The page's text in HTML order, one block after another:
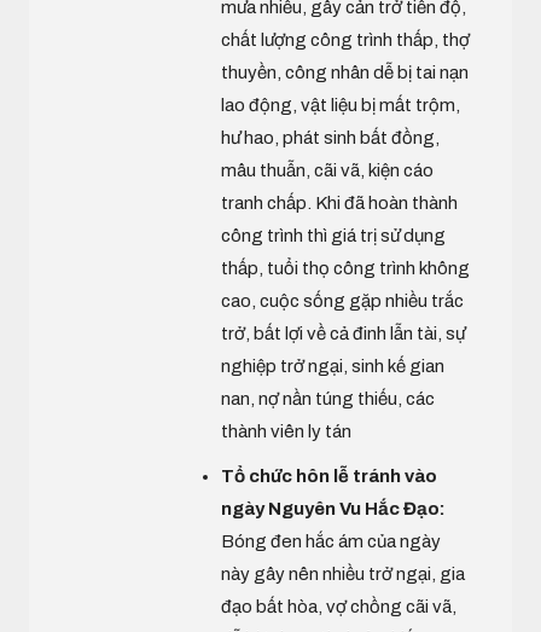
mưa nhiều, gây cản trở tiến độ,
chất lượng công trình thấp, thợ
thuyền, công nhân dễ bị tai nạn
lao động, vật liệu bị mất trộm,
hư hao, phát sinh bất đồng,
mâu thuẫn, cãi vã, kiện cáo
tranh chấp. Khi đã hoàn thành
công trình thì giá trị sử dụng
thấp, tuổi thọ công trình không
cao, cuộc sống gặp nhiều trắc
trở, bất lợi về cả đinh lẫn tài, sự
nghiệp trở ngại, sinh kế gian
nan, nợ nần túng thiếu, các
thành viên ly tán
Tổ chức hôn lễ tránh vào
ngày Nguyên Vu Hắc Đạo:
Bóng đen hắc ám của ngày
này gây nên nhiều trở ngại, gia
đạo bất hòa, vợ chồng cãi vã,